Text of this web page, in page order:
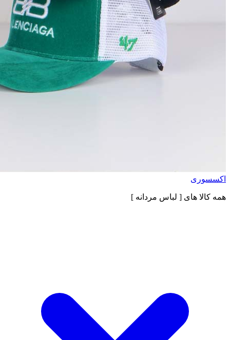
اکسسوری
همه کالا های [ لباس مردانه ]